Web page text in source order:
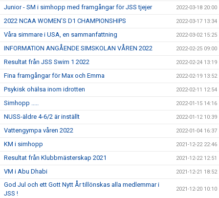
Junior - SM i simhopp med framgångar för JSS tjejer 2022-03-18 20:00
2022 NCAA WOMEN’S D1 CHAMPIONSHIPS 2022-03-17 13:34
Våra simmare i USA, en sammanfattning 2022-03-02 15:25
INFORMATION ANGÅENDE SIMSKOLAN VÅREN 2022 2022-02-25 09:00
Resultat från JSS Swim 1 2022 2022-02-24 13:19
Fina framgångar för Max och Emma 2022-02-19 13:52
Psykisk ohälsa inom idrotten 2022-02-11 12:54
Simhopp ..... 2022-01-15 14:16
NUSS-äldre 4-6/2 är inställt 2022-01-12 10:39
Vattengympa våren 2022 2022-01-04 16:37
KM i simhopp 2021-12-22 22:46
Resultat från Klubbmästerskap 2021 2021-12-22 12:51
VM i Abu Dhabi 2021-12-21 18:52
God Jul och ett Gott Nytt År tillönskas alla medlemmar i
JSS !
2021-12-20 10:10